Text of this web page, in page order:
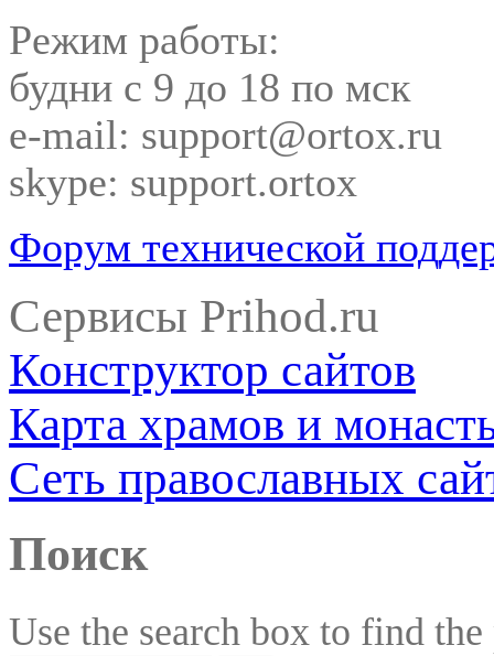
Режим работы:
будни с 9 до 18 по мск
e-mail: support@ortox.ru
skype: support.ortox
Форум технической
Сервисы Prihod.ru
Конструктор сайтов
Карта храмов и
Сеть православных
Поиск
Use the search box to find